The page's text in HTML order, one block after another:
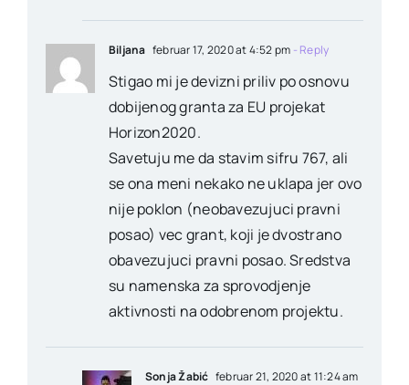
Biljana februar 17, 2020 at 4:52 pm - Reply
Stigao mi je devizni priliv po osnovu
dobijenog granta za EU projekat
Horizon2020.
Savetuju me da stavim sifru 767, ali
se ona meni nekako ne uklapa jer ovo
nije poklon (neobavezujuci pravni
posao) vec grant, koji je dvostrano
obavezujuci pravni posao. Sredstva
su namenska za sprovodjenje
aktivnosti na odobrenom projektu.
Sonja Žabić februar 21, 2020 at 11:24 am